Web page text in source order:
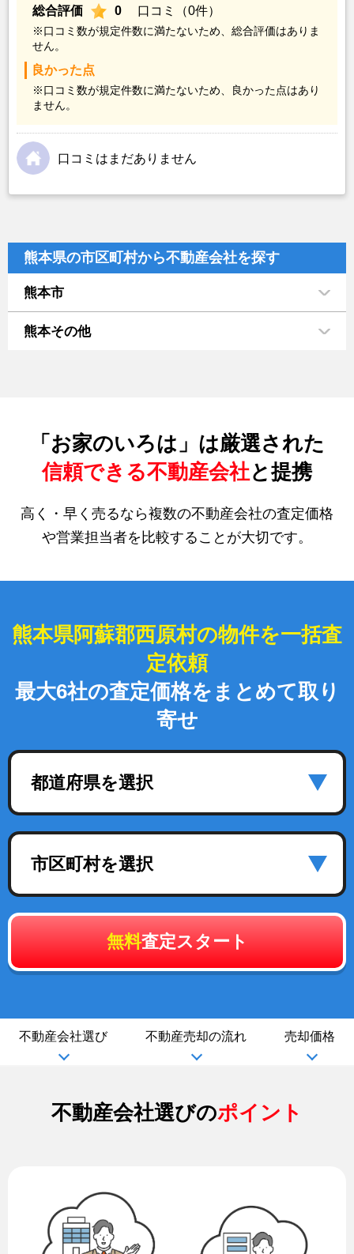
総合評価
0 口コミ（0件）
※口コミ数が規定件数に満たないため、総合評価はありま
せん。
良かった点
※口コミ数が規定件数に満たないため、良かった点はあり
ません。
口コミはまだありません
熊本県の市区町村から不動産会社を探す
熊本市
熊本その他
「お家のいろは」は厳選された
信頼できる不動産会社と提携
高く・早く売るなら複数の不動産会社の査定価格
や営業担当者を比較することが大切です。
熊本県阿蘇郡西原村の物件を一括査
定依頼
最大6社の査定価格をまとめて取り
寄せ
都道府県を選択
市区町村を選択
無料査定スタート
不動産会社選び 不動産売却の流れ 売却価格
不動産会社選びのポイント